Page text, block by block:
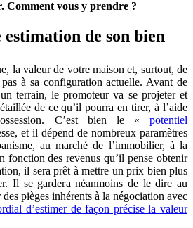
Comment vous y prendre ?
de son bien
la valeur de votre maison et, surtout, de
à sa configuration actuelle. Avant de
terrain, le promoteur va se projeter et
de ce qu’il pourra en tirer, à l’aide
C’est bien le « potentiel
et il dépend de nombreux paramètres
au marché de l’immobilier, à la
des revenus qu’il pense obtenir
il sera prêt à mettre un prix bien plus
Il se gardera néanmoins de le dire au
pièges inhérents à la négociation avec
d’estimer de façon précise la valeur